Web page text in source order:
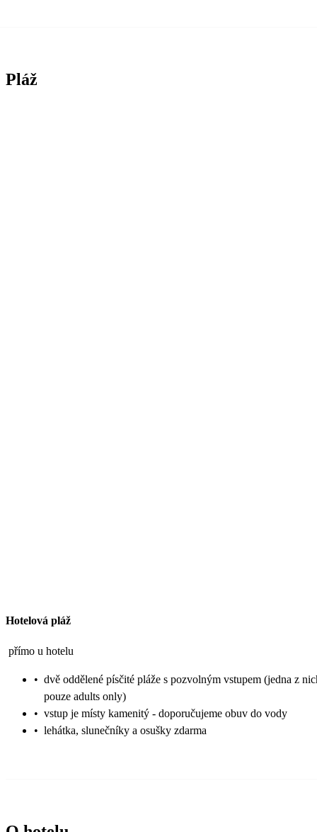
Pláž
Hotelová pláž
přímo u hotelu
• dvě oddělené písčité pláže s pozvolným vstupem (jedna z
pouze adults only)
• vstup je místy kamenitý - doporučujeme obuv do vody
• lehátka, slunečníky a osušky zdarma